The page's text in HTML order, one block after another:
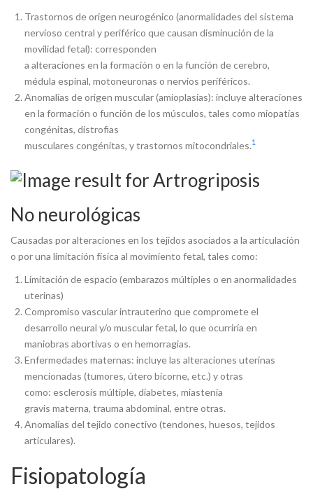
Trastornos de origen neurogénico (anormalidades del sistema
nervioso central y periférico que causan disminución de la
movilidad fetal): corresponden
a alteraciones en la formación o en la función de cerebro,
médula espinal, motoneuronas o nervios periféricos.
Anomalías de origen muscular (amioplasias): incluye alteraciones
en la formación o función de los músculos, tales como miopatías
congénitas, distrofias
musculares congénitas, y trastornos mitocondriales.1
No neurológicas
Causadas por alteraciones en los tejidos asociados a la articulación
o por una limitación física al movimiento fetal, tales como:
Limitación de espacio (embarazos múltiples o en anormalidades
uterinas)
Compromiso vascular intrauterino que compromete el
desarrollo neural y/o muscular fetal, lo que ocurriría en
maniobras abortivas o en hemorragias.
Enfermedades maternas: incluye las alteraciones uterinas
mencionadas (tumores, útero bicorne, etc.) y otras
como: esclerosis múltiple, diabetes, miastenia
gravis materna, trauma abdominal, entre otras.
Anomalías del tejido conectivo (tendones, huesos, tejidos
articulares).
Fisiopatología